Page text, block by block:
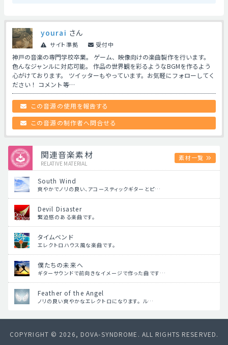
yourai さん
サイト準拠 受付中
神戸の音楽の専門学校卒業。 ゲーム、映像向けの楽曲製作を行います。
色んなジャンルに対応可能。 作品の世界観を彩るようなBGMを作るよう
心がけております。 ツイッターもやっています。お気軽にフォローしてく
ださい！ コメント等…
この音源の使用を報告する
この音源の制作者へ問合せる
関連音楽素材
RELATIVE MATERIAL
素材一覧
South Wind
爽やかでノリの良い、アコースティックギターとピ…
Devil Disaster
緊迫感のある楽曲です。
タイムベンド
エレクトロハウス風な楽曲です。
僕たちの未来へ
ギターサウンドで前向きなイメージで作った曲です…
Feather of the Angel
ノリの良い爽やかなエレクトロになります。 ル…
COPYRIGHT © 2026, DOVA-SYNDROME. ALL RIGHTS RESERVED.